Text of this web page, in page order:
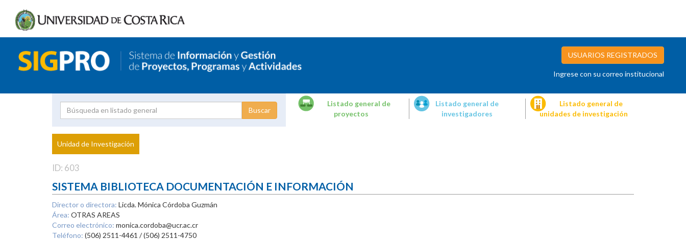
USUARIOS REGISTRADOS
Ingrese con su correo institucional
Proyecto
Investigador
Listado general de
proyectos
Listado general de
investigadores
Listado general de
unidades de investigación
Unidad de Investigación
ID: 603
SISTEMA BIBLIOTECA DOCUMENTACIÓN E INFORMACIÓN
Director o directora: Licda. Mónica Córdoba Guzmán
Área: OTRAS AREAS
Correo electrónico: monica.cordoba@ucr.ac.cr
Teléfono: (506) 2511-4461 / (506) 2511-4750